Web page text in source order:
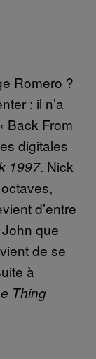
Romero ?
: il n’a
Back From
digitales
1997. Nick
d’entre
que
de se
à
Thing